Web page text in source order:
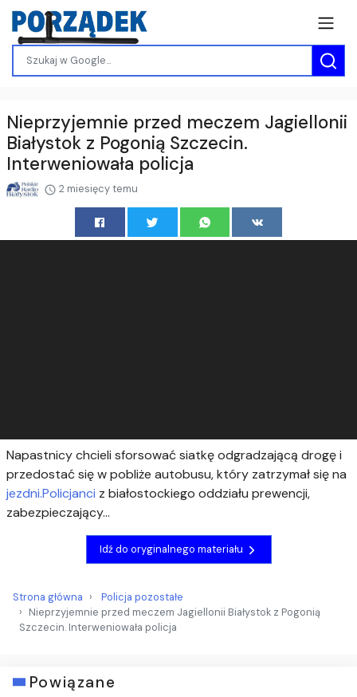
Nieprzyjemnie przed meczem Jagiellonii
Białystok z Pogonią Szczecin.
Interweniowała policja
2 miesięcy temu
Napastnicy chcieli sforsować siatkę odgradzającą drogę i
przedostać się w pobliże autobusu, który zatrzymał się na
jezdni.Policjanci z białostockiego oddziału prewencji,
zabezpieczający...
Idź do oryginalnego materiału
Strona główna
Policja pozostałe
Nieprzyjemnie przed meczem Jagiellonii Białystok z Pogonią
Szczecin. Interweniowała policja
Powiązane